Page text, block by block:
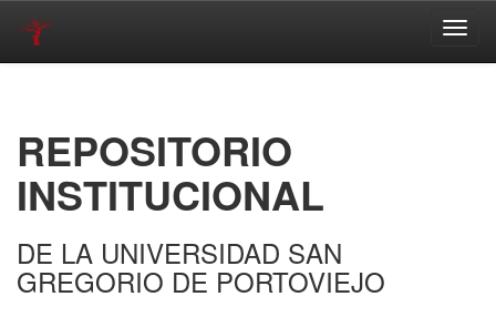
REPOSITORIO
INSTITUCIONAL
DE LA UNIVERSIDAD SAN
GREGORIO DE PORTOVIEJO